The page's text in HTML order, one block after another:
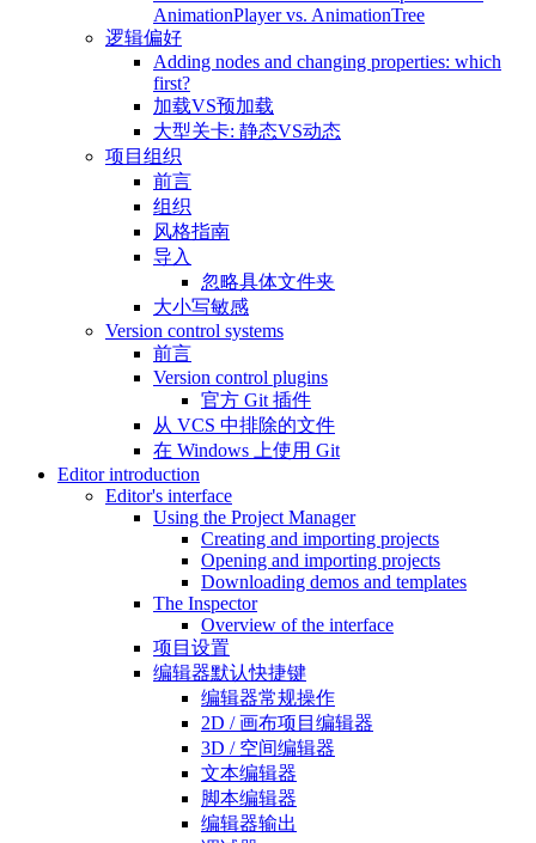
AnimationPlayer vs. AnimationTree
逻辑偏好
Adding nodes and changing properties: which
first?
加载VS预加载
大型关卡: 静态VS动态
项目组织
前言
组织
风格指南
导入
忽略具体文件夹
大小写敏感
Version control systems
前言
Version control plugins
官方 Git 插件
从 VCS 中排除的文件
在 Windows 上使用 Git
Editor introduction
Editor's interface
Using the Project Manager
Creating and importing projects
Opening and importing projects
Downloading demos and templates
The Inspector
Overview of the interface
项目设置
编辑器默认快捷键
编辑器常规操作
2D / 画布项目编辑器
3D / 空间编辑器
文本编辑器
脚本编辑器
编辑器输出